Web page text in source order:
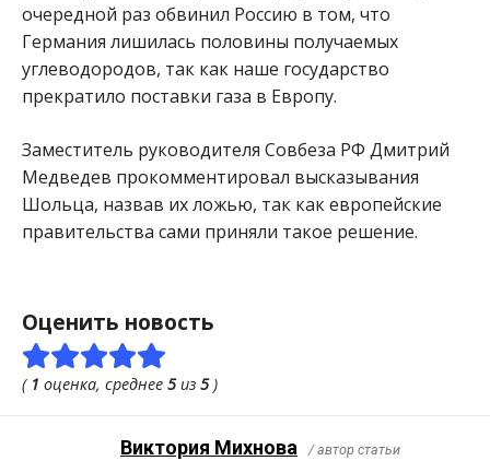
очередной раз обвинил Россию в том, что
Германия лишилась половины получаемых
углеводородов, так как наше государство
прекратило поставки газа в Европу.
Заместитель руководителя Совбеза РФ Дмитрий
Медведев прокомментировал высказывания
Шольца, назвав их ложью, так как европейские
правительства сами приняли такое решение.
Оценить новость
( 1 оценка, среднее 5из 5)
Виктория Михнова / автор статьи